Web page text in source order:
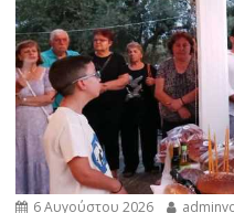
6 Αυγούστου 2026